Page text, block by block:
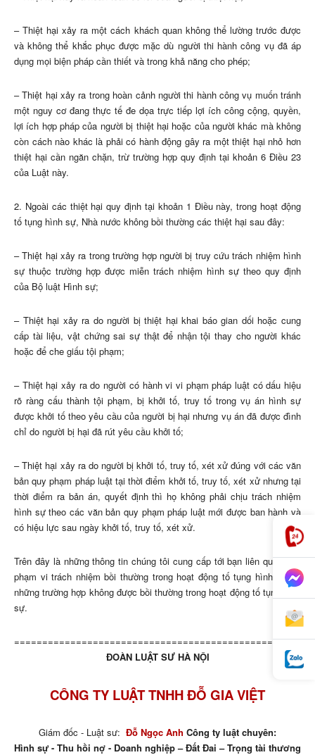
– Thiệt hại xảy ra một cách khách quan không thể lường trước được
và không thể khắc phục được mặc dù người thi hành công vụ đã áp
dụng mọi biện pháp cần thiết và trong khả năng cho phép;
– Thiệt hại xảy ra trong hoàn cảnh người thi hành công vụ muốn tránh
một nguy cơ đang thực tế đe dọa trực tiếp lợi ích công cộng, quyền,
lợi ích hợp pháp của người bị thiệt hại hoặc của người khác mà không
còn cách nào khác là phải có hành động gây ra một thiệt hại nhỏ hơn
thiệt hại cần ngăn chặn, trừ trường hợp quy định tại khoản 6 Điều 23
của Luật này.
2. Ngoài các thiệt hại quy định tại khoản 1 Điều này, trong hoạt động
tố tụng hình sự, Nhà nước không bồi thường các thiệt hại sau đây:
– Thiệt hại xảy ra trong trường hợp người bị truy cứu trách nhiệm hình
sự thuộc trường hợp được miễn trách nhiệm hình sự theo quy định
của Bộ luật Hình sự;
– Thiệt hại xảy ra do người bị thiệt hại khai báo gian dối hoặc cung
cấp tài liệu, vật chứng sai sự thật để nhận tội thay cho người khác
hoặc để che giấu tội phạm;
– Thiệt hại xảy ra do người có hành vi vi phạm pháp luật có dấu hiệu
rõ ràng cấu thành tội phạm, bị khởi tố, truy tố trong vụ án hình sự
được khởi tố theo yêu cầu của người bị hại nhưng vụ án đã được đình
chỉ do người bị hại đã rút yêu cầu khởi tố;
– Thiệt hại xảy ra do người bị khởi tố, truy tố, xét xử đúng với các văn
bản quy phạm pháp luật tại thời điểm khởi tố, truy tố, xét xử nhưng tại
thời điểm ra bản án, quyết định thì họ không phải chịu trách nhiệm
hình sự theo các văn bản quy phạm pháp luật mới được ban hành và
có hiệu lực sau ngày khởi tố, truy tố, xét xử.
Trên đây là những thông tin chúng tôi cung cấp tới bạn liên quan đến
phạm vi trách nhiệm bồi thường trong hoạt động tố tụng hình sự và
những trường hợp không được bồi thường trong hoạt động tố tụng hình
sự.
ĐOÀN LUẬT SƯ HÀ NỘI
CÔNG TY LUẬT TNHH ĐỖ GIA VIỆT
Giám đốc - Luật sư: Đỗ Ngọc Anh Công ty luật chuyên:
Hình sự - Thu hồi nợ - Doanh nghiệp – Đất Đai – Trọng tài thương